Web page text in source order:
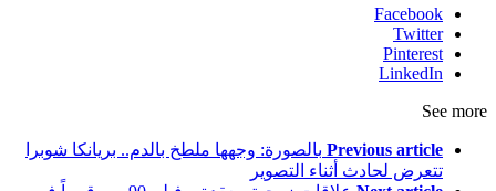
Facebook
Twitter
Pinterest
LinkedIn
See more
Previous article بالصورة: وجهها ملطخ بالدم.. بريانكا شوبرا
تتعرض لحادث أثناء التصوير